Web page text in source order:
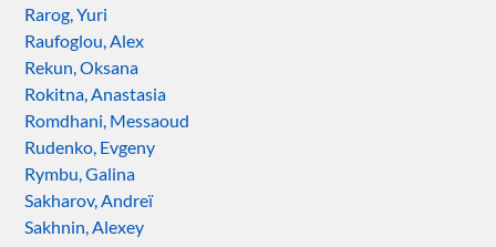
Rarog, Yuri
Raufoglou, Alex
Rekun, Oksana
Rokitna, Anastasia
Romdhani, Messaoud
Rudenko, Evgeny
Rymbu, Galina
Sakharov, Andreï
Sakhnin, Alexey